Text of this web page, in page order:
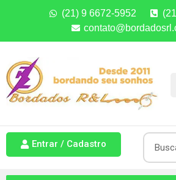
(21) 9 6672-5952
Entrar / Cadastro